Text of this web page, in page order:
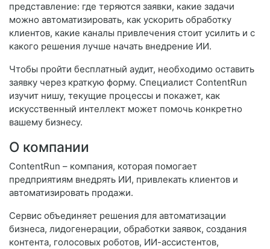
представление: где теряются заявки, какие задачи
можно автоматизировать, как ускорить обработку
клиентов, какие каналы привлечения стоит усилить и с
какого решения лучше начать внедрение ИИ.
Чтобы пройти бесплатный аудит, необходимо оставить
заявку через краткую форму. Специалист ContentRun
изучит нишу, текущие процессы и покажет, как
искусственный интеллект может помочь конкретно
вашему бизнесу.
О компании
ContentRun – компания, которая помогает
предприятиям внедрять ИИ, привлекать клиентов и
автоматизировать продажи.
Сервис объединяет решения для автоматизации
бизнеса, лидогенерации, обработки заявок, создания
контента, голосовых роботов, ИИ-ассистентов,